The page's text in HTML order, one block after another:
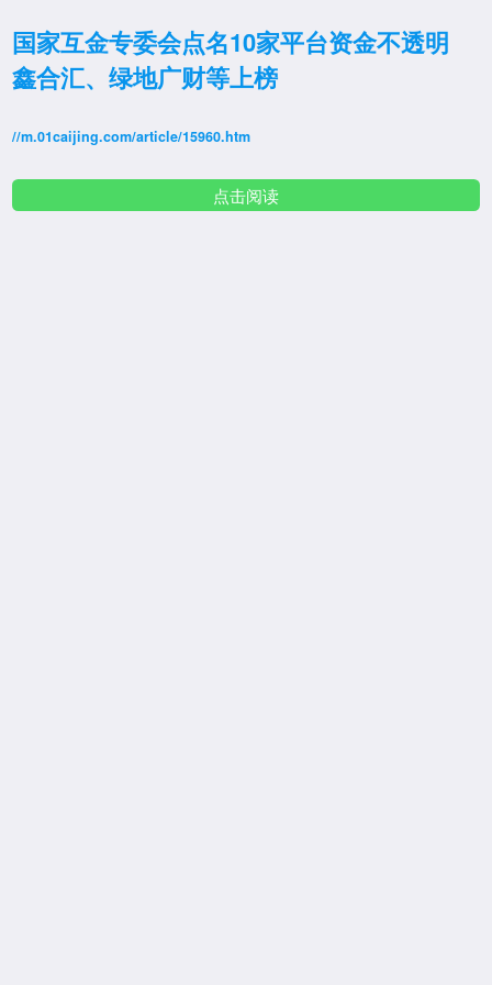
国家互金专委会点名10家平台资金不透明
鑫合汇、绿地广财等上榜
//m.01caijing.com/article/15960.htm
点击阅读